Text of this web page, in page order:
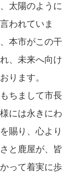
太陽のように
われていま
本市がこの干
、未来へ向け
ります。
ちまして市長
には永きにわ
賜り、心より
と鹿屋が、皆
って着実に歩